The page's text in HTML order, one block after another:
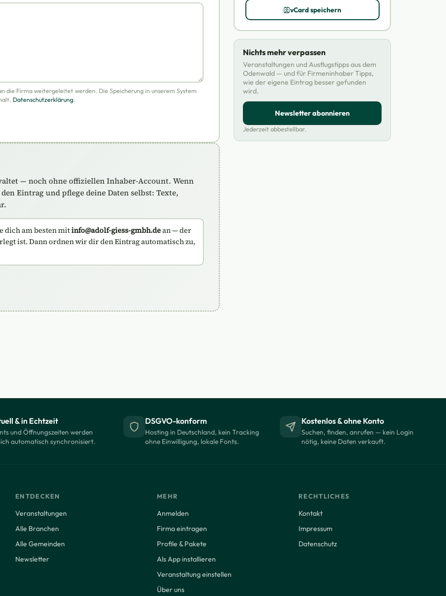
die Firma weitergeleitet werden. Die Speicherung in unserem System
Datenschutzerklärung.
— noch ohne offiziellen Inhaber-Account. Wenn
Eintrag und pflege deine Daten selbst: Texte,
dich am besten mitinfo@adolf-giess-gmbh.dean — der
ist. Dann ordnen wir dir den Eintrag automatisch zu,
vCard speichern
Nichts mehr verpassen
Veranstaltungen und Ausflugstipps aus dem
Odenwald — und für Firmeninhaber Tipps,
wie der eigene Eintrag besser gefunden
wird.
Newsletter abonnieren
Jederzeit abbestellbar.
& in Echtzeit
und Öffnungszeiten werden
automatisch synchronisiert.
DSGVO-konform
Hosting in Deutschland, kein Tracking
ohne Einwilligung, lokale Fonts.
Kostenlos & ohne Konto
Suchen, finden, anrufen — kein Login
nötig, keine Daten verkauft.
ENTDECKEN
Veranstaltungen
Alle Branchen
Alle Gemeinden
Newsletter
MEHR
Anmelden
Firma eintragen
Profile & Pakete
Als App installieren
Veranstaltung einstellen
Über uns
RECHTLICHES
Kontakt
Impressum
Datenschutz